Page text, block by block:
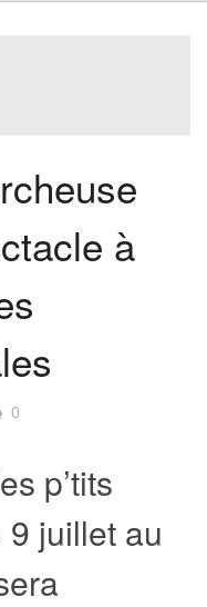
à
0
p’tits
juillet au